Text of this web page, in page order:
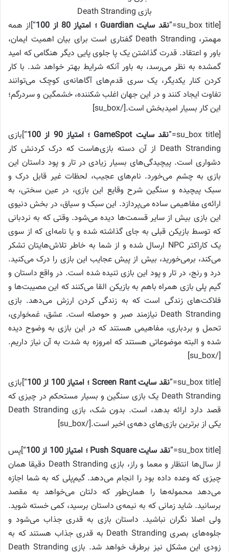
بازی Death Stranding
[su_box title=”
نقد سایت Guardian ؛ امتیاز 80 از 100
“]از همه
مهمتر، Death Stranding گفتاری است برای بیان اهمیت ایمان،
باور و اعتقاد. قدرت گذاشتن یک پا جلوی پایی دیگر هنگامی که امید
گمشده به نظر می‌رسد، به باور آنکه شرایط بهتر خواهد شد. با کار
کردن کنار یکدیگر، یک سری قدم‌های آگاهانه‌ی کوچک می‌توانند
تفاوت ایجاد کنند و در این جهان اغلب شکننده، خشمگین و سردرگم؛
این کار بسیار امیدبخش است.[/su_box]
[su_box title=” نقد سایت GameSpot ؛ امتیاز 90 از 100
“]بازی
Death Stranding از آن دسته بازی‌هاست که درک کردنش کار
دشواری است. پیچیدگی‌های بسیار زیادی در تار و پود داستان این
بازی به چشم می‌خورد. نام‌های عجیب، لحظات غیر قابل درک و
سبک پیچیده و سنگین شرح وقایع این بازی، در عین سختی، به
ارائه‌ی مفاهیمی ساده می‌پردازد. این سبک و سیاق، در بخش دنیوی
این بازی بیش از سایر قسمت‌ها دیده می‌شود. وقتی که به نردبانی
که توسط بازیکن قبلی به جای گذاشته شده و یا نامه‌ای که از سوی
یک کاراکتر NPC ارسال شده و از شما به خاطر تلاش‌هایتان تشکر
می‌کند، برمی‌خورید، بیش از پیش عجایب این بازی را درک می‌کنید.
درد و رنج، در تار و پود این بازی تنیده شده است. در واقع داستان و
گیم پلی بازی همراه باهم به بازیکن القا می‌کنند که این مصیبت‌ها و
فلاکت‌های زندگی است که به زندگی کردن ارزش می‌دهد. بازی
Death Stranding نیازمند صبر و حوصله است. عشق، غمخواری،
تحمل و بردباری، مفاهیمی هستند که در این بازی به وضوح دیده
شده و البته موضوعاتی هستند که امروزه به شدت به آن نیاز داریم.
[/su_box]
[su_box title=” نقد سایت Screen Rant ؛ امتیاز 100 از 100
“]بازی
Death Stranding یک بازی سنگین و بسیار مستحکم در چیزی که
قصد دارد ارائه بدهد، است. بدون شک، بازی Death Stranding
یکی از برترین بازی‌های دهه‌ی اخیر است.[/su_box]
[su_box title=” نقد سایت Push Square ؛ امتیاز 100 از 100
“]پس
از سال‌ها انتظار و معما و راز، بازی Death Stranding دقیقا همان
چیزی که وعده داده بود را انجام می‌دهد. گیم‌پلی که به شما اجازه
می‌دهد محموله‌ها را همان‌طور که دلتان می‌خواهد به مقصد
برسانید. شاید زمانی که به نیمه‌ی داستان برسید، کمی خسته شوید.
ولی اصلا نگران نباشید. داستان بازی به قدری جذاب می‌شود و
جلوه‌های بصری Death Stranding به قدری جذاب هستند که به
زودی این مشکل نیز برطرف خواهد شد. بازی Death Stranding